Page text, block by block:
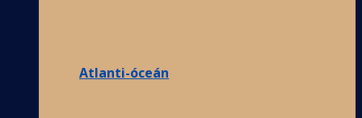
Atlanti-óceán